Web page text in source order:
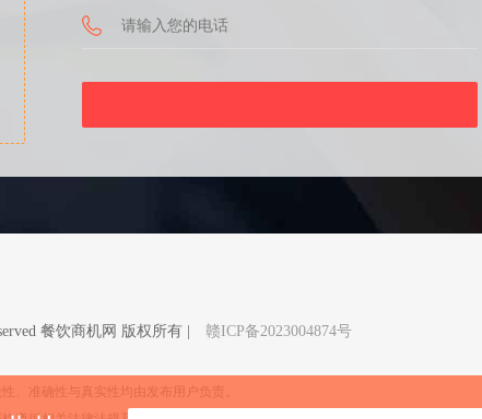
餐饮商机网 版权所有 | 赣ICP备2023004874号
、准确性与真实性均由发布用户负责。